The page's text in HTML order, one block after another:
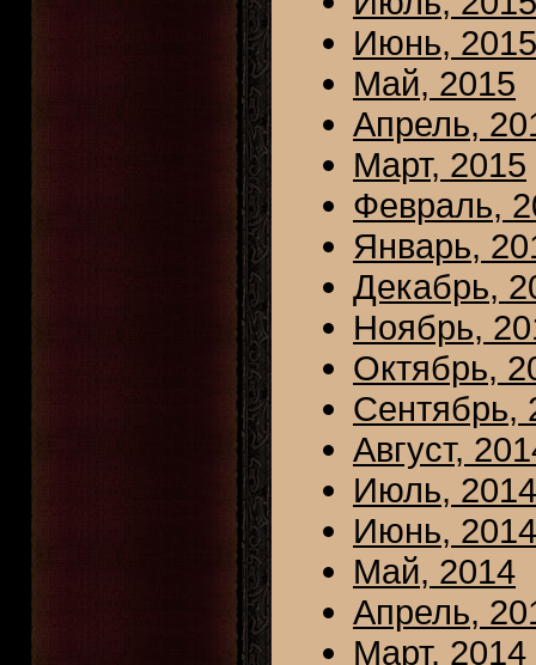
Июнь, 2015
Май, 2015
Апрель,
Март, 2015
Февраль,
Январь,
Декабрь,
Ноябрь,
Октябрь,
Сентябрь,
Август,
Июль, 2014
Июнь, 2014
Май, 2014
Апрель,
Март, 2014